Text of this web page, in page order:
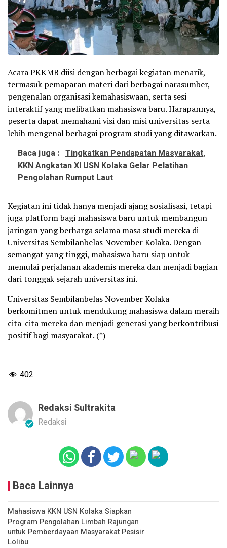
Acara PKKMB diisi dengan berbagai kegiatan menarik,
termasuk pemaparan materi dari berbagai narasumber,
pengenalan organisasi kemahasiswaan, serta sesi
interaktif yang melibatkan mahasiswa baru. Harapannya,
peserta dapat memahami visi dan misi universitas serta
lebih mengenal berbagai program studi yang ditawarkan.
Baca juga : Tingkatkan Pendapatan Masyarakat,
KKN Angkatan XI USN Kolaka Gelar Pelatihan
Pengolahan Rumput Laut
Kegiatan ini tidak hanya menjadi ajang sosialisasi, tetapi
juga platform bagi mahasiswa baru untuk membangun
jaringan yang berharga selama masa studi mereka di
Universitas Sembilanbelas November Kolaka. Dengan
semangat yang tinggi, mahasiswa baru siap untuk
memulai perjalanan akademis mereka dan menjadi bagian
dari tonggak sejarah universitas ini.
Universitas Sembilanbelas November Kolaka
berkomitmen untuk mendukung mahasiswa dalam meraih
cita-cita mereka dan menjadi generasi yang berkontribusi
positif bagi masyarakat. (*)
402
Redaksi Sultrakita
Redaksi
Baca Lainnya
Mahasiswa KKN USN Kolaka Siapkan
Program Pengolahan Limbah Rajungan
untuk Pemberdayaan Masyarakat Pesisir
Lolibu